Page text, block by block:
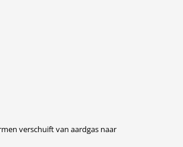
verschuift van aardgas naar